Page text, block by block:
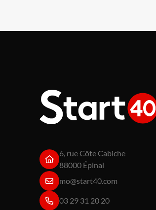
6, rue Côte Cabiche
88000 Épinal
mo@start40.com
03 29 31 20 20